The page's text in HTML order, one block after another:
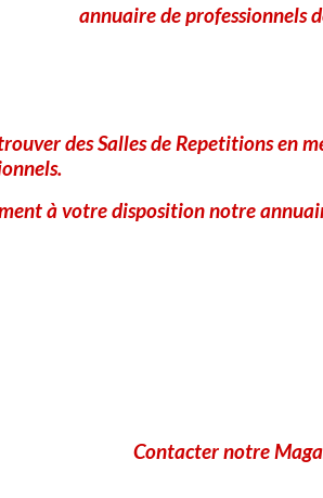
30/05/2026 @ 15:00 - 30/05/2026@ 17:00
228 av Cl Meyère 06140 Vence
annuaire de professionnels
des Salles de Repetitions en
à votre disposition notre
Contacter notre